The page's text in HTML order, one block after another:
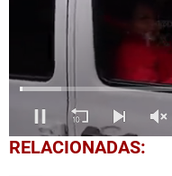
0
seconds
RELACIONADAS: